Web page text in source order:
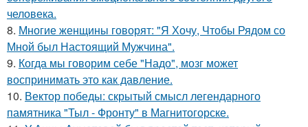
человека.
8. Многие женщины говорят: "Я Хочу, Чтобы Рядом со
Мной был Настоящий Мужчина".
9. Когда мы говорим себе "Надо", мозг может
воспринимать это как давление.
10. Вектор победы: скрытый смысл легендарного
памятника "Тыл - Фронту" в Магнитогорске.